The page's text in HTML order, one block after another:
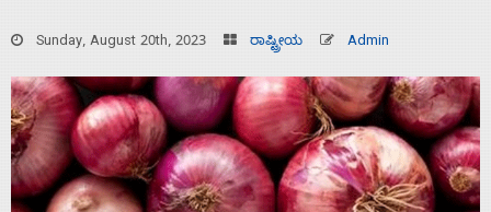
Sunday, August 20th, 2023 ರಾಷ್ಟ್ರೀಯ Admin